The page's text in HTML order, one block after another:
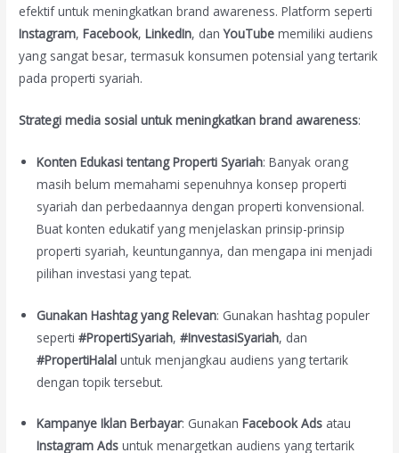
efektif untuk meningkatkan brand awareness. Platform seperti
Instagram,Facebook,LinkedIn, danYouTube memiliki audiens
yang sangat besar, termasuk konsumen potensial yang tertarik
pada properti syariah.
Strategi media sosial untuk meningkatkan brand awareness:
Konten Edukasi tentang Properti Syariah: Banyak orang
masih belum memahami sepenuhnya konsep properti
syariah dan perbedaannya dengan properti konvensional.
Buat konten edukatif yang menjelaskan prinsip-prinsip
properti syariah, keuntungannya, dan mengapa ini menjadi
pilihan investasi yang tepat.
Gunakan Hashtag yang Relevan: Gunakan hashtag populer
seperti#PropertiSyariah,#InvestasiSyariah, dan
#PropertiHalal untuk menjangkau audiens yang tertarik
dengan topik tersebut.
Kampanye Iklan Berbayar: GunakanFacebook Ads atau
Instagram Ads untuk menargetkan audiens yang tertarik